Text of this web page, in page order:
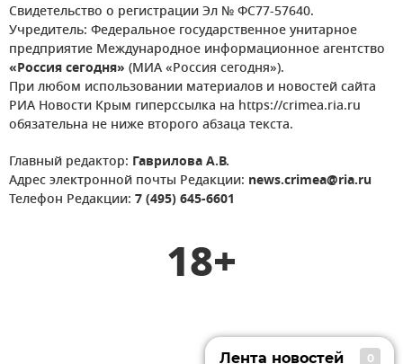
Свидетельство о регистрации Эл № ФС77-57640.
Учредитель: Федеральное государственное унитарное
предприятие Международное информационное агентство
«Россия сегодня» (МИА «Россия сегодня»).
При любом использовании материалов и новостей сайта
РИА Новости Крым гиперссылка на https://crimea.ria.ru
обязательна не ниже второго абзаца текста.
Главный редактор: Гаврилова А.В.
Адрес электронной почты Редакции: news.crimea@ria.ru
Телефон Редакции: 7 (495) 645-6601
18+
Лента новостей 0